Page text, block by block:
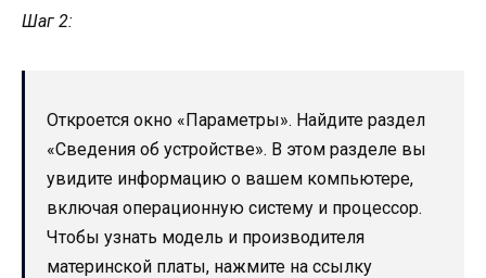
Шаг 2:
Откроется окно «Параметры». Найдите раздел
«Сведения об устройстве». В этом разделе вы
увидите информацию о вашем компьютере,
включая операционную систему и процессор.
Чтобы узнать модель и производителя
материнской платы, нажмите на ссылку